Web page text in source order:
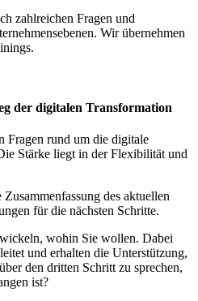
zahlreichen Fragen und
Wir übernehmen
der digitalen Transformation
Fragen rund um die digitale
Stärke liegt in der Flexibilität und
des aktuellen
für die nächsten Schritte.
wohin Sie wollen. Dabei
und erhalten die Unterstützung,
den dritten Schritt zu sprechen,
ist?